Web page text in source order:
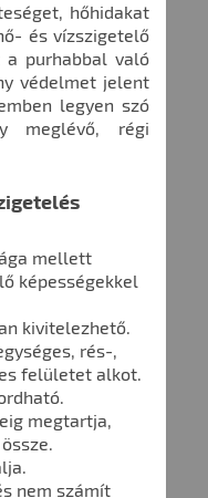
hőhidakat
és vízszigetelő
purhabbal való
védelmet jelent
legyen szó
meglévő, régi
mellett
képességekkel
kivitelezhető.
rés-,
felületet alkot.
megtartja,
nem számít